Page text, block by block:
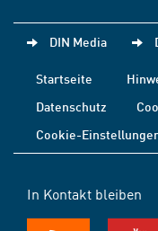
DIN Media
Startseite
Datenschutz
Cookie-
In Kontakt bleiben